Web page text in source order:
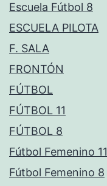
Escuela Fútbol 8
ESCUELA PILOTA
F. SALA
FRONTÓN
FÚTBOL
FÚTBOL 11
FÚTBOL 8
Fútbol Femenino 11
Fútbol Femenino 8